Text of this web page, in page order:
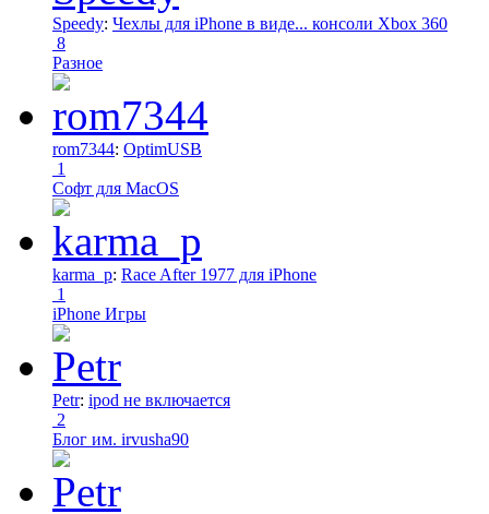
Speedy: Чехлы для iPhone в виде... консоли Xbox 360
8
Разное
rom7344: OptimUSB
1
Софт для MacOS
karma_p: Race After 1977 для iPhone
1
iPhone Игры
Petr: ipod не включается
2
Блог им. irvusha90